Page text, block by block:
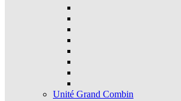
Unité Grand Combin